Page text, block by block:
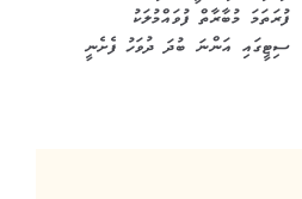
ފުރަތަމަ މުބާރާތް ފުވައްމުލަކު
ސިޓީގައި އަންނަ ބުދަ ދުވަހު ފެށެނީ